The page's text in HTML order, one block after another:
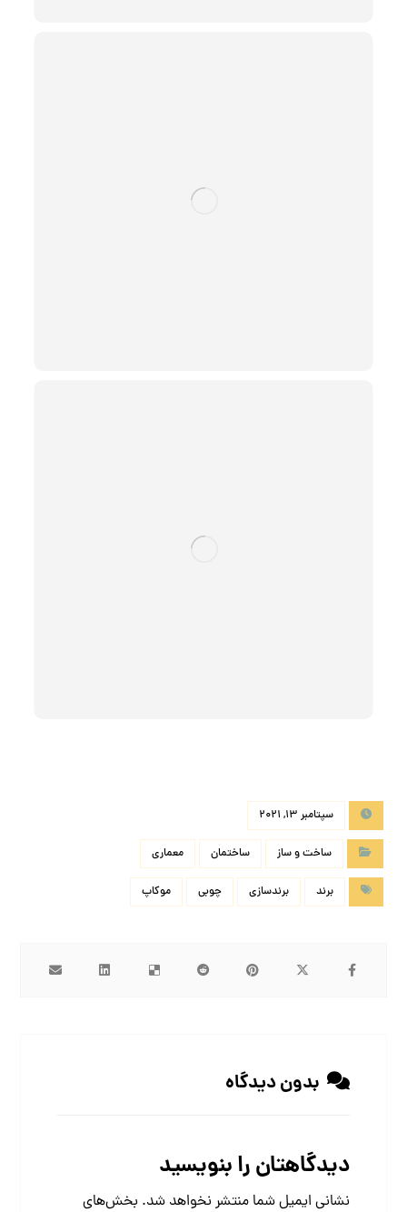
سپتامبر 13, 2021
ساخت و ساز ساختمان معماری
برند برندسازی چوبی موکاپ
بدون دیدگاه
دیدگاهتان را بنویسید
نشانی ایمیل شما منتشر نخواهد شد. بخش‌های